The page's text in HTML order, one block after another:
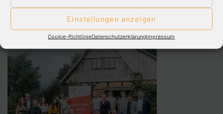
Einstellungen anzeigen
Cookie-RichtlinieDatenschutzerklärungImpressum
Weitere Informationen hierzu folgen in Kürze.